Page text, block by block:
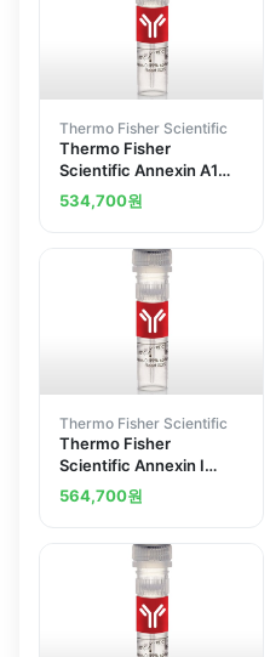
Thermo Fisher Scientific
Thermo Fisher
Scientific Annexin A1
Polyclonal Antibody
534,700원
Thermo Fisher Scientific
Thermo Fisher
Scientific Annexin I
Polyclonal Antibody
564,700원